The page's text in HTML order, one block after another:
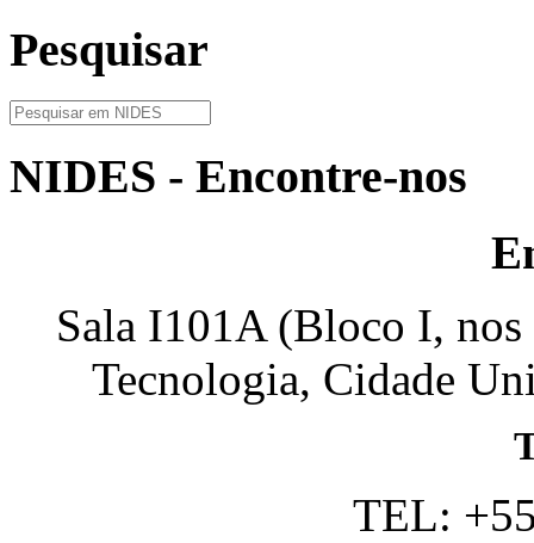
Pesquisar
NIDES - Encontre-nos
Sala I101A (Bloco I,
Tecnologia, Cidade
TEL: